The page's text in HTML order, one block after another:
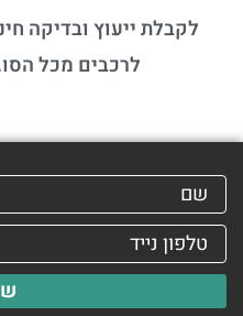
לקבלת ייעוץ ובדיקה
לרכבים מכל